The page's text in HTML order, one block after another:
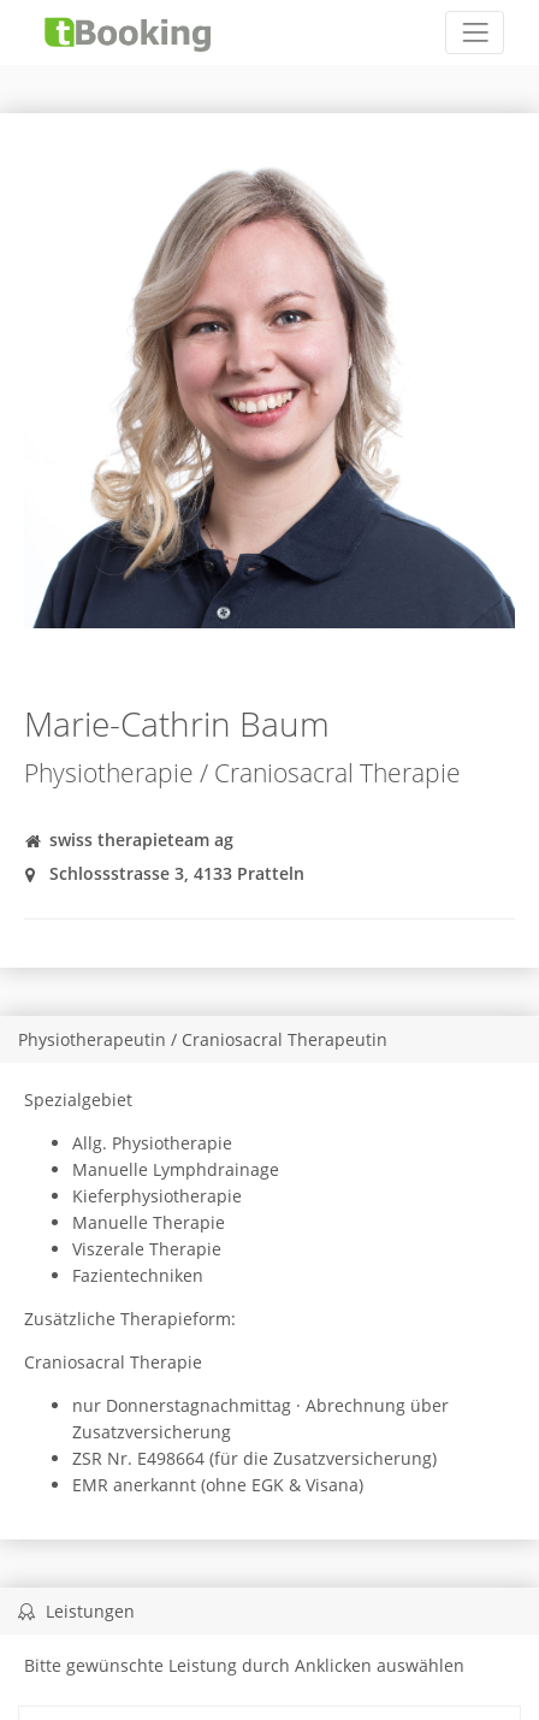
Marie-Cathrin Baum
Physiotherapie / Craniosacral Therapie
swiss therapieteam ag
Schlossstrasse 3, 4133 Pratteln
Physiotherapeutin / Craniosacral Therapeutin
Spezialgebiet
Allg. Physiotherapie
Manuelle Lymphdrainage
Kieferphysiotherapie
Manuelle Therapie
Viszerale Therapie
Fazientechniken
Zusätzliche Therapieform:
Craniosacral Therapie
nur Donnerstagnachmittag · Abrechnung über
Zusatzversicherung
ZSR Nr. E498664 (für die Zusatzversicherung)
EMR anerkannt (ohne EGK & Visana)
Leistungen
Bitte gewünschte Leistung durch Anklicken auswählen